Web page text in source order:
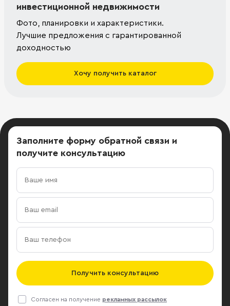
инвестиционной недвижимости
Фото, планировки и характеристики.
Лучшие предложения с гарантированной
доходностью
Хочу получить каталог
Заполните форму обратной связи и
получите консультацию
Получить консультацию
Согласен на получение рекламных рассылок